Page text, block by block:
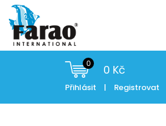
0 0 Kč
Přihlásit | Registrovat